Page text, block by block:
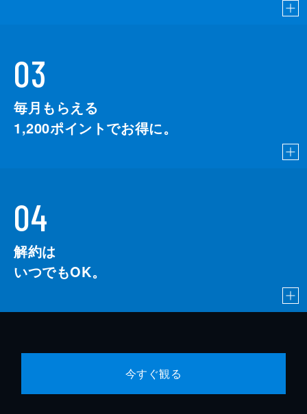
03
毎月もらえる
1,200ポイントでお得に。
04
解約は
いつでもOK。
今すぐ観る